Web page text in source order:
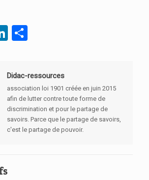
LinkedIn
Didac-ressources
association loi 1901 créée en juin 2015
afin de lutter contre toute forme de
discrimination et pour le partage de
savoirs. Parce que le partage de savoirs,
c'est le partage de pouvoir.